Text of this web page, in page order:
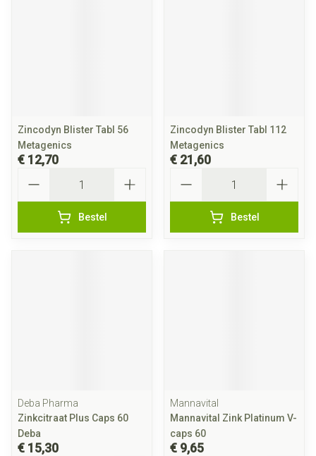
Zincodyn Blister Tabl 56
Metagenics
€ 12,70
Bestel
Zincodyn Blister Tabl 112
Metagenics
€ 21,60
Bestel
Deba Pharma
Zinkcitraat Plus Caps 60
Deba
€ 15,30
Mannavital
Mannavital Zink Platinum V-
caps 60
€ 9,65